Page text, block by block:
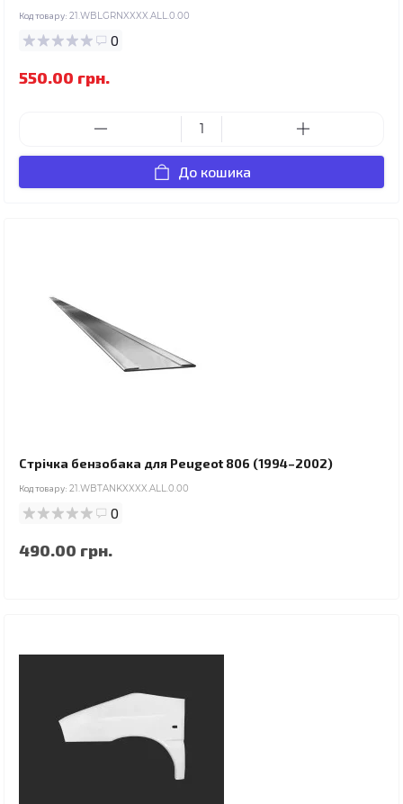
Код товару: 21.WBLGRNXXXX.ALL.0.00
0
550.00 грн.
До кошика
Стрічка бензобака для Peugeot 806 (1994–2002)
Код товару: 21.WBTANKXXXX.ALL.0.00
0
490.00 грн.